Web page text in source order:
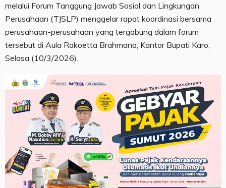
melalui Forum Tanggung Jawab Sosial dan Lingkungan
Perusahaan (TJSLP) menggelar rapat koordinasi bersama
perusahaan-perusahaan yang tergabung dalam forum
tersebut di Aula Rakoetta Brahmana, Kantor Bupati Karo,
Selasa (10/3/2026).